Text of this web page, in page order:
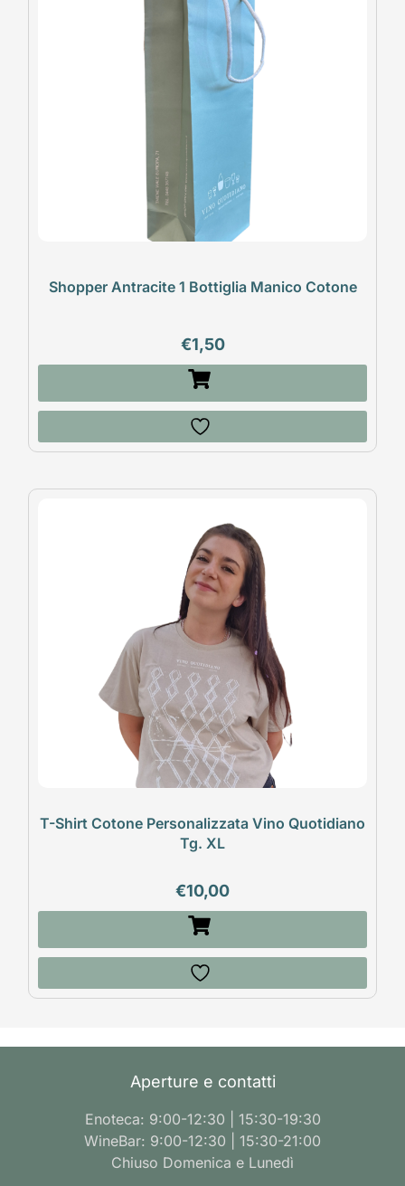
Shopper Antracite 1 Bottiglia Manico Cotone
€1,50
T-Shirt Cotone Personalizzata Vino Quotidiano
Tg. XL
€10,00
Aperture e contatti
Enoteca: 9:00-12:30 | 15:30-19:30
WineBar: 9:00-12:30 | 15:30-21:00
Chiuso Domenica e Lunedì